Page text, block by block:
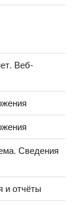
Веб-
Сведения
и отчёты